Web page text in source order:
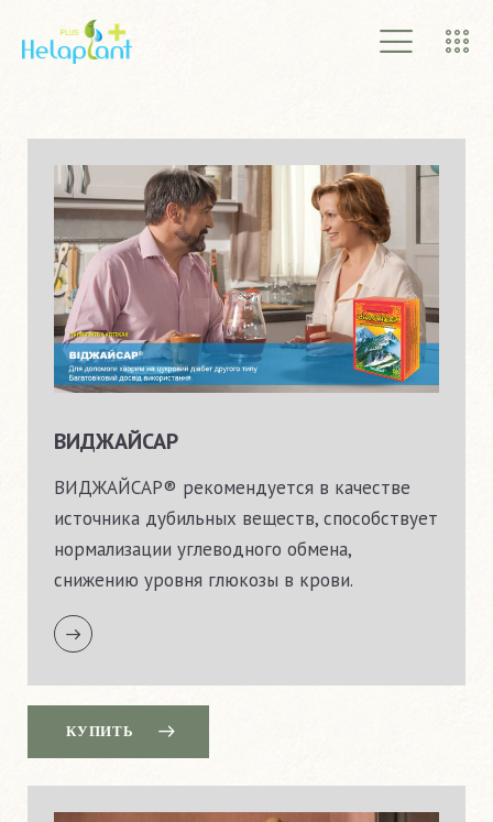
ВИДЖАЙСАР
ВИДЖАЙСАР® рекомендуется в качестве
источника дубильных веществ, cпособствует
нормализации углеводного обмена,
снижению уровня глюкозы в крови.
КУПИТЬ
О КОМПАНИИ
ПРОДУКТЫ
АКЦИИ
СТАТЬИ
КОНТАКТЫ
УКРАЇНСЬКА